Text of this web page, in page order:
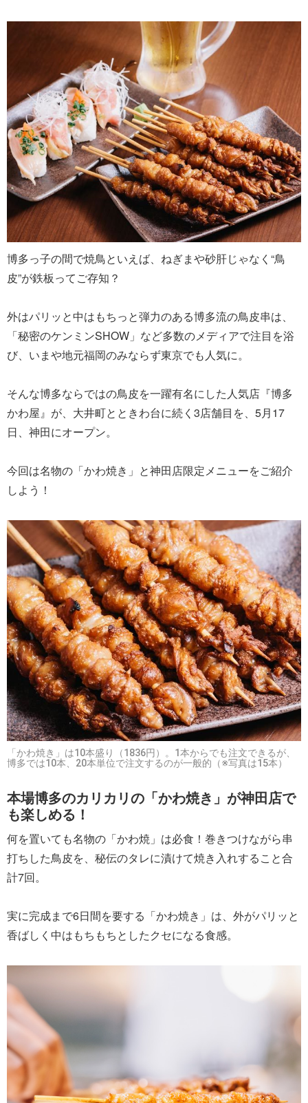
博多っ子の間で焼鳥といえば、ねぎまや砂肝じゃなく“鳥
皮”が鉄板ってご存知？
外はパリッと中はもちっと弾力のある博多流の鳥皮串は、
「秘密のケンミンSHOW」など多数のメディアで注目を浴
び、いまや地元福岡のみならず東京でも人気に。
そんな博多ならではの鳥皮を一躍有名にした人気店『博多
かわ屋』が、大井町とときわ台に続く3店舗目を、5月17
日、神田にオープン。
今回は名物の「かわ焼き」と神田店限定メニューをご紹介
しよう！
「かわ焼き」は10本盛り（1836円）。1本からでも注文できるが、
博多では10本、20本単位で注文するのが一般的（※写真は15本）
本場博多のカリカリの「かわ焼き」が神田店で
も楽しめる！
何を置いても名物の「かわ焼」は必食！巻きつけながら串
打ちした鳥皮を、秘伝のタレに漬けて焼き入れすること合
計7回。
実に完成まで6日間を要する「かわ焼き」は、外がパリッと
香ばしく中はもちもちとしたクセになる食感。